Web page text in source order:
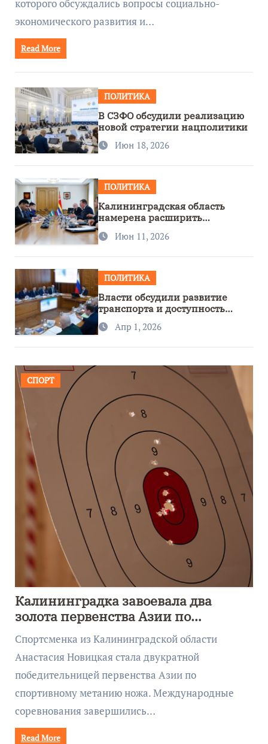
которого обсуждались вопросы социально-
экономического развития и…
Read More
ПОЛИТИКА
В СЗФО обсудили реализацию
новой стратегии нацполитики
Июн 18, 2026
ПОЛИТИКА
Калининградская область
намерена расширить
сотрудничество с Узбекистаном
Июн 11, 2026
ПОЛИТИКА
Власти обсудили развитие
транспорта и доступность
региона
Апр 1, 2026
СПОРТ
Калининградка завоевала два
золота первенства Азии по
метанию ножа
Спортсменка из Калининградской области
Анастасия Новицкая стала двукратной
победительницей первенства Азии по
спортивному метанию ножа. Международные
соревнования завершились…
Read More